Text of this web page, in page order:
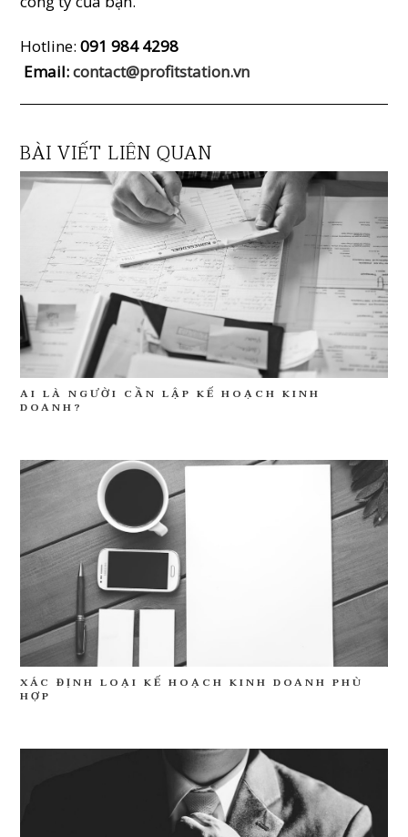
Hotline:091 984 4298
Email:contact@profitstation.vn
BÀI VIẾT LIÊN QUAN
AI LÀ NGƯỜI CẦN LẬP KẾ HOẠCH KINH
DOANH?
XÁC ĐỊNH LOẠI KẾ HOẠCH KINH DOANH PHÙ
HỢP